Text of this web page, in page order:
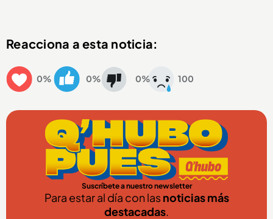
Reacciona a esta noticia:
0% 0% 0% 100
Suscríbete a nuestro newsletter
Para estar al día con lasnoticias más
destacadas.